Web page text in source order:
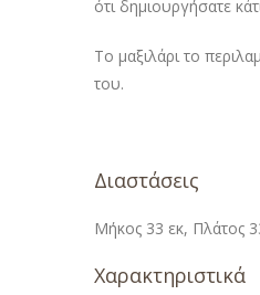
ότι δημιουργήσατε
Το μαξιλάρι το
του.
Διαστάσεις
Μήκος 33 εκ, Πλάτος
Χαρακτηριστικά